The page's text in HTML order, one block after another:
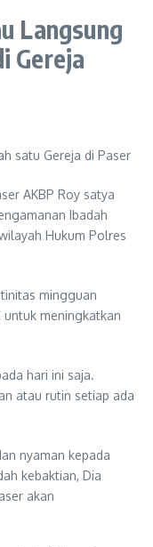
Langsung
Gereja
satu Gereja di Paser
AKBP Roy satya
Ibadah
Hukum Polres
mingguan
meningkatkan
hari ini saja.
atau rutin setiap ada
nyaman kepada
kebaktian, Dia
akan